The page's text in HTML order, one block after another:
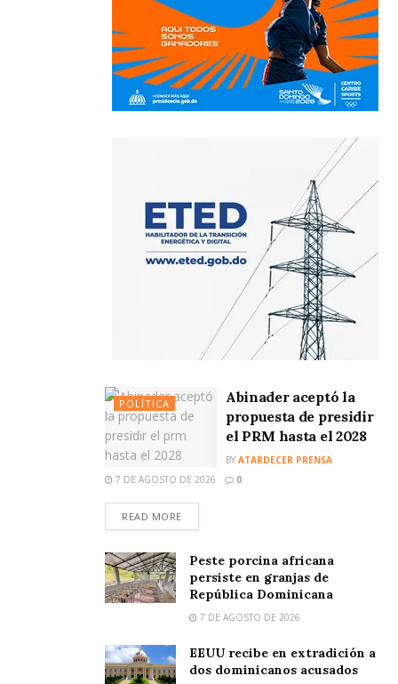
POLÍTICA
Abinader aceptó la
propuesta de presidir
el PRM hasta el 2028
BY ATARDECER PRENSA
7 DE AGOSTO DE 2026
0
READ MORE
Peste porcina africana
persiste en granjas de
República Dominicana
7 DE AGOSTO DE 2026
EEUU recibe en extradición a
dos dominicanos acusados